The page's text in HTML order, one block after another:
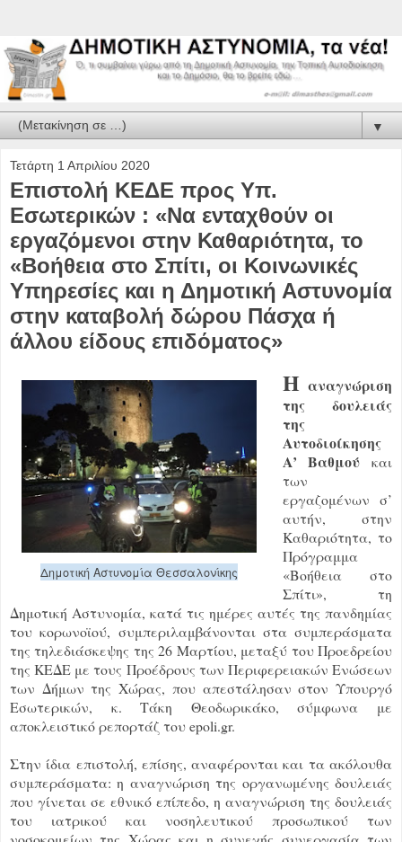
▼
Τετάρτη 1 Απριλίου 2020
Επιστολή ΚΕΔΕ προς Υπ.
Εσωτερικών : «Να ενταχθούν οι
εργαζόμενοι στην Καθαριότητα, το
«Βοήθεια στο Σπίτι, οι Κοινωνικές
Υπηρεσίες και η Δημοτική Αστυνομία
στην καταβολή δώρου Πάσχα ή
άλλου είδους επιδόματος»
Δημοτική Αστυνομία Θεσσαλονίκης
Η αναγνώριση
της δουλειάς
της
Αυτοδιοίκησης
Α’ Βαθμού και
των
εργαζομένων σ’
αυτήν, στην
Καθαριότητα, το
Πρόγραμμα
«Βοήθεια στο
Σπίτι», τη
Δημοτική Αστυνομία, κατά τις ημέρες αυτές της πανδημίας
του κορωνοϊού, συμπεριλαμβάνονται στα συμπεράσματα
της τηλεδιάσκεψης της 26 Μαρτίου, μεταξύ του Προεδρείου
της ΚΕΔΕ με τους Προέδρους των Περιφερειακών Ενώσεων
των Δήμων της Χώρας, που απεστάλησαν στον Υπουργό
Εσωτερικών, κ. Τάκη Θεοδωρικάκο, σύμφωνα με
αποκλειστικό ρεπορτάζ του epoli.gr.
Στην ίδια επιστολή, επίσης, αναφέρονται και τα ακόλουθα
συμπεράσματα: η αναγνώριση της οργανωμένης δουλειάς
που γίνεται σε εθνικό επίπεδο, η αναγνώριση της δουλειάς
του ιατρικού και νοσηλευτικού προσωπικού των